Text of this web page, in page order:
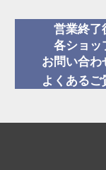
営業終了
各ショッ
お問い合わ
よくあるご